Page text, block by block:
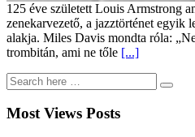
125 éve született Louis Armstrong
zenekarvezető, a jazztörténet egyik
alakja. Miles Davis mondta róla:
trombitán, ami ne tőle [...]
Most Views Posts